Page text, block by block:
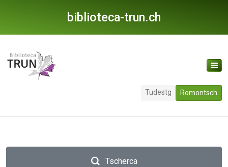
biblioteca-trun.ch
Tudestg Romontsch
Tscherca